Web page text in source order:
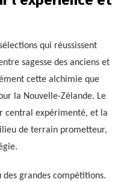
qui réussissent
sagesse des anciens et
cette alchimie que
la Nouvelle-Zélande. Le
central expérimenté, et la
de terrain prometteur,
des grandes compétitions.